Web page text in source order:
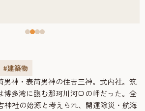
#建築物
男神・表筒男神の住吉三神。式内社。筑
博多湾に臨む那珂川河口の岬だった。全
神社の始源と考えられ、開運除災・航海